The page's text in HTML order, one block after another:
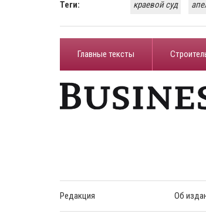
Теги: краевой суд
Главные тексты
Редакция Об